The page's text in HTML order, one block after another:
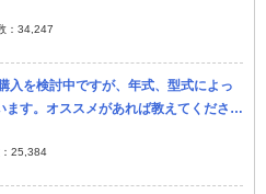
様のご意見をお聞かせ下さい。ちなみ
： 34,247
入を検討中ですが、年式、型式によっ
す。オススメがあれば教えてくださ
いいです。 気になっているの が、デ
25,384